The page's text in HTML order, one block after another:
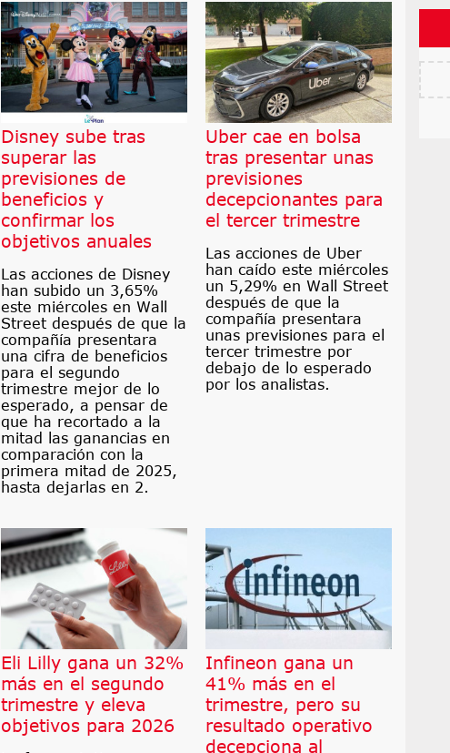
Disney sube tras
superar las
previsiones de
beneficios y
confirmar los
objetivos anuales
Las acciones de Disney
han subido un 3,65%
este miércoles en Wall
Street después de que la
compañía presentara
una cifra de beneficios
para el segundo
trimestre mejor de lo
esperado, a pensar de
que ha recortado a la
mitad las ganancias en
comparación con la
primera mitad de 2025,
hasta dejarlas en 2.
Uber cae en bolsa
tras presentar unas
previsiones
decepcionantes para
el tercer trimestre
Las acciones de Uber
han caído este miércoles
un 5,29% en Wall Street
después de que la
compañía presentara
unas previsiones para el
tercer trimestre por
debajo de lo esperado
por los analistas.
Eli Lilly gana un 32%
más en el segundo
trimestre y eleva
objetivos para 2026
Infineon gana un
41% más en el
trimestre, pero su
resultado operativo
decepciona al